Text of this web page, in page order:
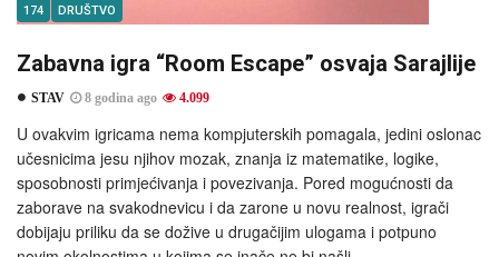
174 DRUŠTVO
Zabavna igra “Room Escape” osvaja Sarajlije
STAV 8 godina ago 4.099
U ovakvim igricama nema kompjuterskih pomagala, jedini oslonac
učesnicima jesu njihov mozak, znanja iz matematike, logike,
sposobnosti primjećivanja i povezivanja. Pored mogućnosti da
zaborave na svakodnevicu i da zarone u novu realnost, igrači
dobijaju priliku da se dožive u drugačijim ulogama i potpuno